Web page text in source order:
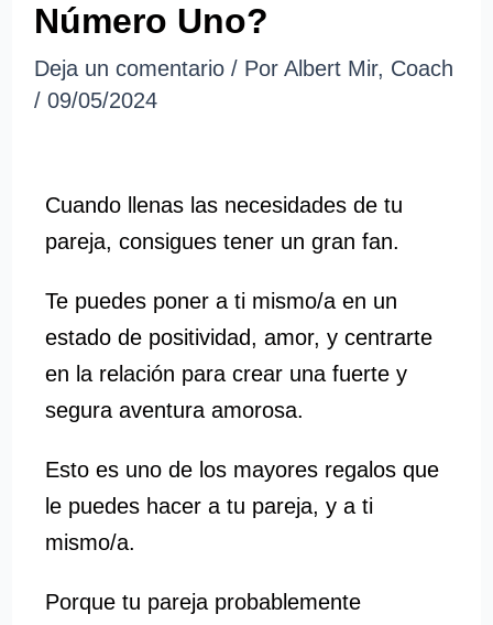
Número Uno?
Deja un comentario / Por Albert Mir, Coach
/ 09/05/2024
Cuando llenas las necesidades de tu
pareja, consigues tener un gran fan.
Te puedes poner a ti mismo/a en un
estado de positividad, amor, y centrarte
en la relación para crear una fuerte y
segura aventura amorosa.
Esto es uno de los mayores regalos que
le puedes hacer a tu pareja, y a ti
mismo/a.
Porque tu pareja probablemente